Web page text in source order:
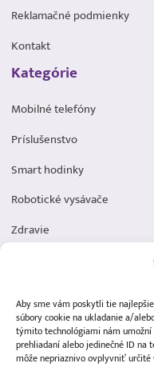
Aby sme vám poskytli tie
súbory cookie na ukladanie a/
týmito technológiami nám
prehliadaní alebo jedinečné ID na
môže nepriaznivo ovplyvniť
Reklamačné podmienky
Kontakt
Kategórie
Mobilné telefóny
Príslušenstvo
Smart hodinky
Robotické vysávače
Zdravie
Dôležité odkazy
Obchodné podmienky